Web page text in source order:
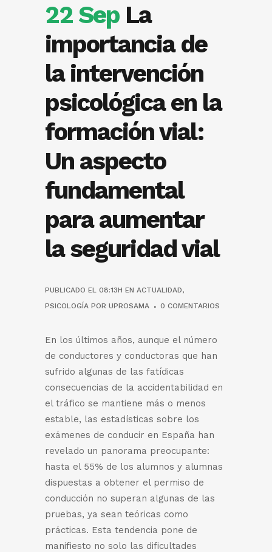
22 Sep La
importancia de
la intervención
psicológica en la
formación vial:
Un aspecto
fundamental
para aumentar
la seguridad vial
PUBLICADO EL 08:13H EN ACTUALIDAD,
PSICOLOGÍA POR UPROSAMA 0 COMENTARIOS
En los últimos años, aunque el número
de conductores y conductoras que han
sufrido algunas de las fatídicas
consecuencias de la accidentabilidad en
el tráfico se mantiene más o menos
estable, las estadísticas sobre los
exámenes de conducir en España han
revelado un panorama preocupante:
hasta el 55% de los alumnos y alumnas
dispuestas a obtener el permiso de
conducción no superan algunas de las
pruebas, ya sean teóricas como
prácticas. Esta tendencia pone de
manifiesto no solo las dificultades